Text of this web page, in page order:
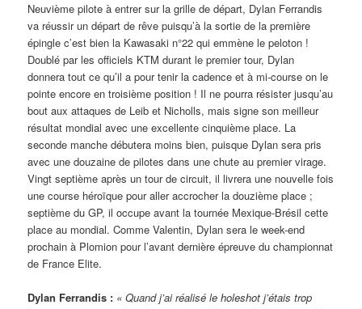
Neuvième pilote à entrer sur la grille de départ, Dylan Ferrandis
va réussir un départ de rêve puisqu’à la sortie de la première
épingle c’est bien la Kawasaki n°22 qui emmène le peloton !
Doublé par les officiels KTM durant le premier tour, Dylan
donnera tout ce qu’il a pour tenir la cadence et à mi-course on le
pointe encore en troisième position ! Il ne pourra résister jusqu’au
bout aux attaques de Leib et Nicholls, mais signe son meilleur
résultat mondial avec une excellente cinquième place. La
seconde manche débutera moins bien, puisque Dylan sera pris
avec une douzaine de pilotes dans une chute au premier virage.
Vingt septième après un tour de circuit, il livrera une nouvelle fois
une course héroïque pour aller accrocher la douzième place ;
septième du GP, il occupe avant la tournée Mexique-Brésil cette
place au mondial. Comme Valentin, Dylan sera le week-end
prochain à Plomion pour l’avant dernière épreuve du championnat
de France Elite.
Dylan Ferrandis : « Quand j’ai réalisé le holeshot j’étais trop